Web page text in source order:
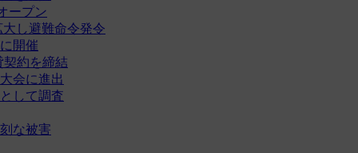
ープン
し避難命令発令
開催
約を締結
会に進出
して調査
な被害